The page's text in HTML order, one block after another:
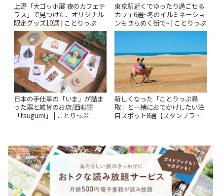
上野「大ゴッホ展 夜のカフェテ
ラス」で見つけた、オリジナル
限定グッズ10選 | ことりっぷ
東京駅近くでゆったり過ごせる
カフェ6選~冬のイルミネーショ
ンもきらめく街で~ | ことりっぷ
日本の手仕事の「いま」が詰ま
った器と雑貨のお店/西荻窪
「tsugumi」 | ことりっぷ
新しくなった「ことりっぷ鳥
取」と一緒におでかけしたい注
目スポット8選【スタンプラリ